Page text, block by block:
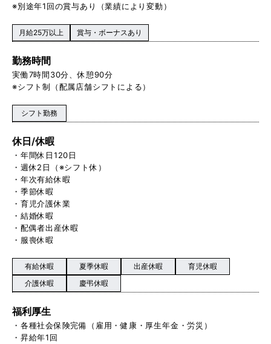
※別途年1回の賞与あり（業績により変動）
月給25万以上 賞与・ボーナスあり
勤務時間
実働7時間30分、休憩90分
※シフト制（配属店舗シフトによる）
シフト勤務
休日/休暇
・年間休日120日
・週休2日（※シフト休）
・年次有給休暇
・季節休暇
・育児介護休業
・結婚休暇
・配偶者出産休暇
・服喪休暇
有給休暇 夏季休暇 出産休暇
育児休暇
介護休暇
慶弔休暇
福利厚生
・各種社会保険完備（雇用・健康・厚生年金・労災）
・昇給年1回